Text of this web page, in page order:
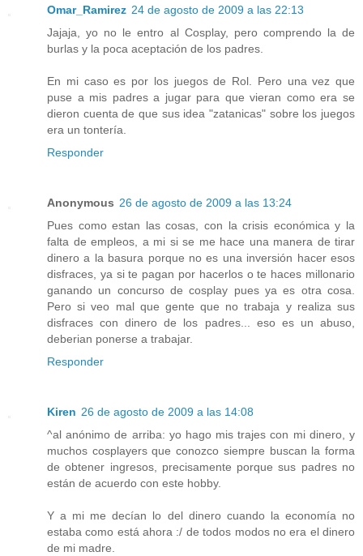
Omar_Ramirez 24 de agosto de 2009 a las 22:13
Jajaja, yo no le entro al Cosplay, pero comprendo la de
burlas y la poca aceptación de los padres.
En mi caso es por los juegos de Rol. Pero una vez que
puse a mis padres a jugar para que vieran como era se
dieron cuenta de que sus idea "zatanicas" sobre los juegos
era un tontería.
Responder
Anonymous 26 de agosto de 2009 a las 13:24
Pues como estan las cosas, con la crisis económica y la
falta de empleos, a mi si se me hace una manera de tirar
dinero a la basura porque no es una inversión hacer esos
disfraces, ya si te pagan por hacerlos o te haces millonario
ganando un concurso de cosplay pues ya es otra cosa.
Pero si veo mal que gente que no trabaja y realiza sus
disfraces con dinero de los padres... eso es un abuso,
deberian ponerse a trabajar.
Responder
Kiren 26 de agosto de 2009 a las 14:08
^al anónimo de arriba: yo hago mis trajes con mi dinero, y
muchos cosplayers que conozco siempre buscan la forma
de obtener ingresos, precisamente porque sus padres no
están de acuerdo con este hobby.
Y a mi me decían lo del dinero cuando la economía no
estaba como está ahora :/ de todos modos no era el dinero
de mi madre.